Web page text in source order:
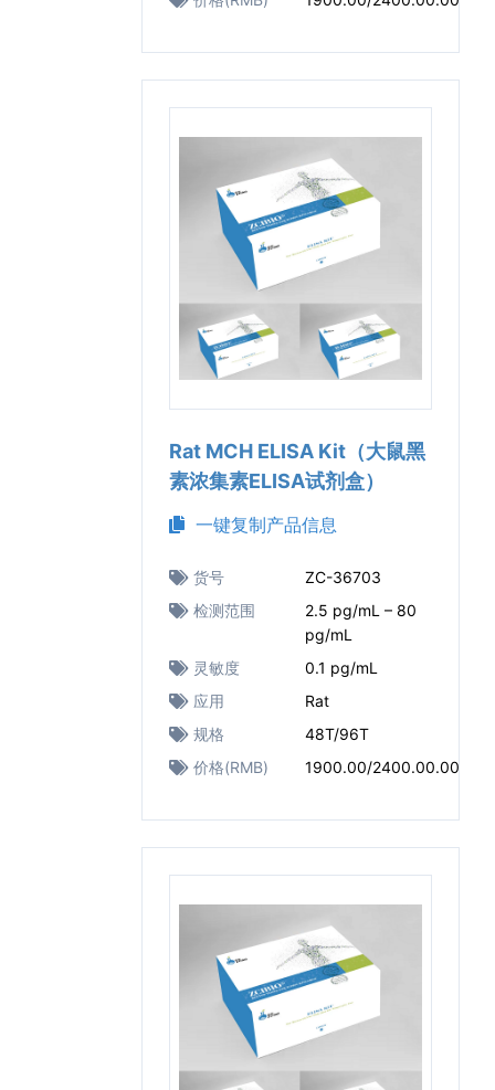
Rat MCH ELISA Kit（大鼠黑
素浓集素ELISA试剂盒）
一键复制产品信息
货号
ZC-36703
检测范围
2.5 pg/mL – 80
pg/mL
灵敏度
0.1 pg/mL
应用
Rat
规格
48T/96T
价格(RMB)
1900.00/2400.00.00